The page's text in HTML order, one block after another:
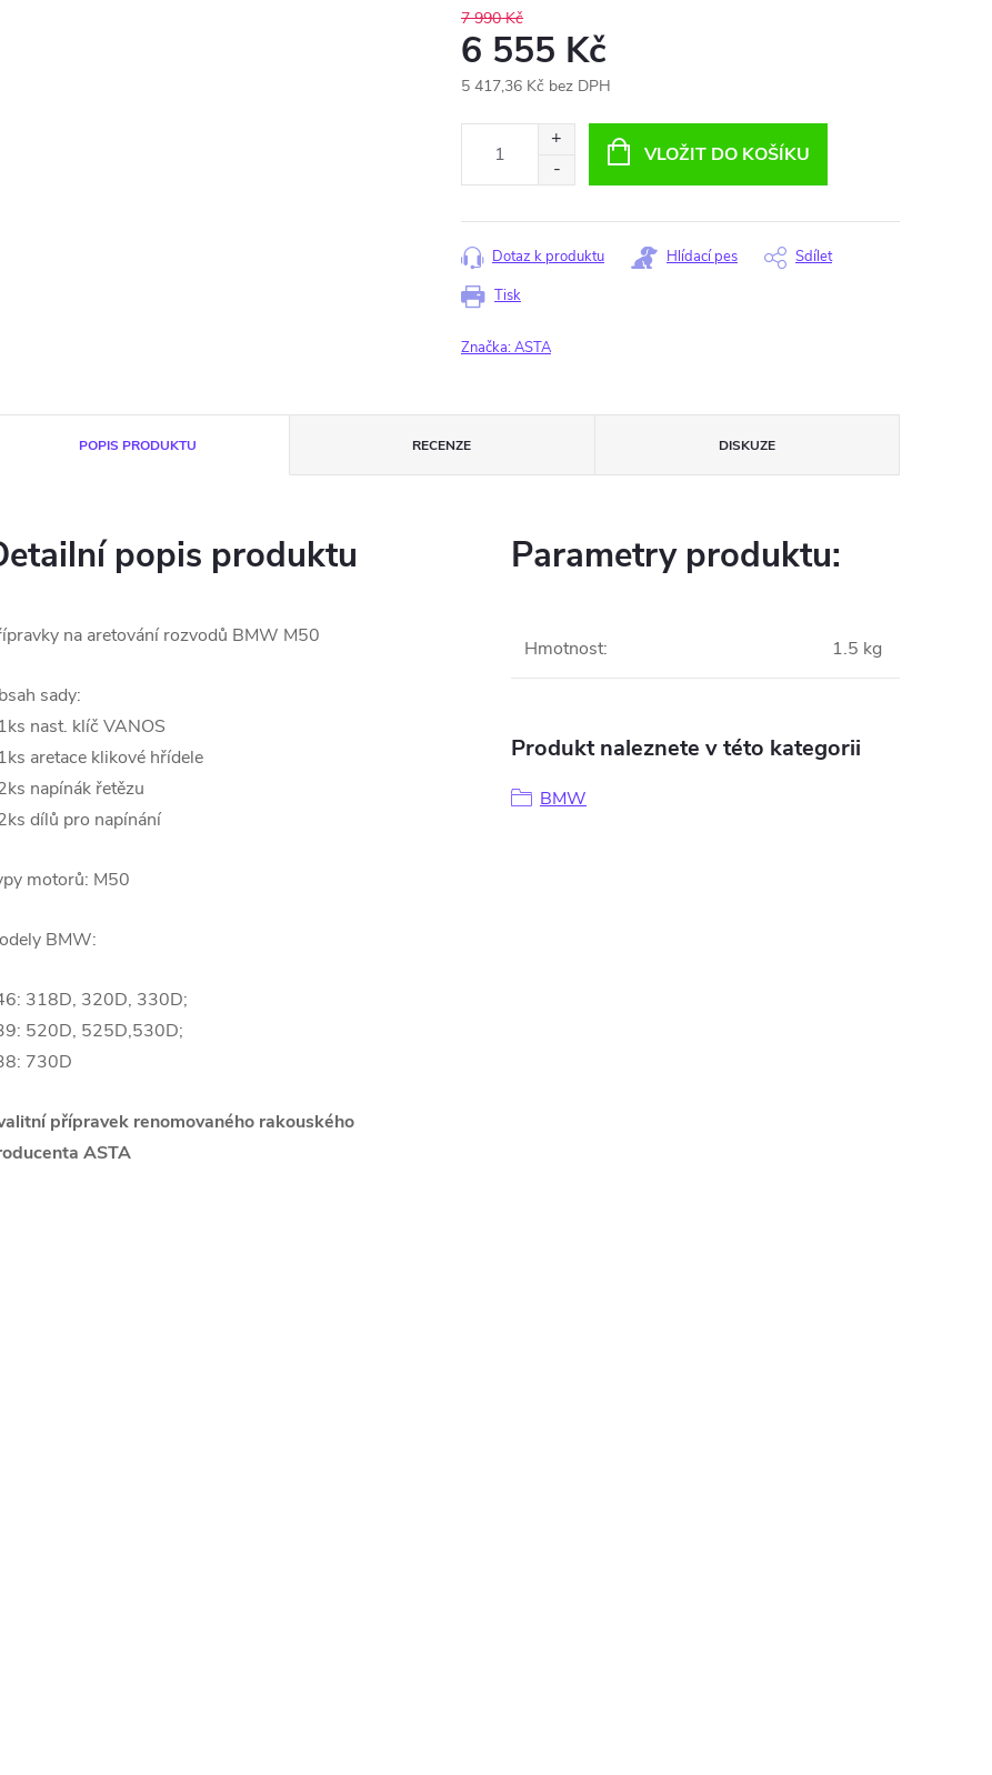
7 990 Kč
6 555 Kč
5 417,36 Kč bez DPH
VLOŽIT DO KOŠÍKU
Tisk
Dotaz k produktu Hlídací pes Sdílet
Značka:ASTA
POPIS PRODUKTU RECENZE DISKUZE
popis produktu
na aretování rozvodů BMW M50
sady:
nast. klíč VANOS
aretace klikové hřídele
napínák řetězu
dílů pro napínání
motorů: M50
BMW:
318D, 320D, 330D;
520D, 525D,530D;
730D
přípravek renomovaného rakouského
ASTA
Parametry produktu:
Hmotnost: 1.5 kg
Produkt naleznete v této kategorii
BMW